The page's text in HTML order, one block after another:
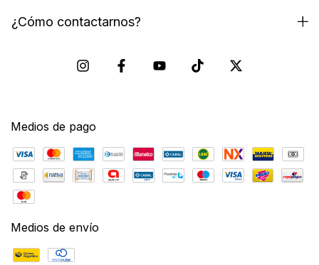
¿Cómo contactarnos?
Medios de pago
Medios de envío